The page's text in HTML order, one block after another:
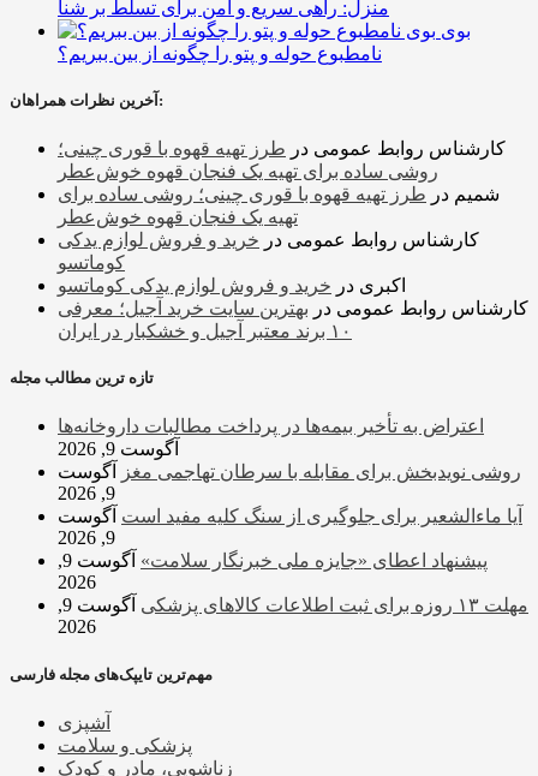
منزل: راهی سریع و امن برای تسلط بر شنا
بوی
نامطبوع حوله و پتو را چگونه از بین ببریم؟
آخرین نظرات همراهان:
کارشناس روابط عمومی در طرز تهیه قهوه با قوری چینی؛
روشی ساده برای تهیه یک فنجان قهوه خوش‌عطر
شمیم در طرز تهیه قهوه با قوری چینی؛ روشی ساده برای
تهیه یک فنجان قهوه خوش‌عطر
کارشناس روابط عمومی در خرید و فروش لوازم یدکی
کوماتسو
اکبری در خرید و فروش لوازم یدکی کوماتسو
کارشناس روابط عمومی در بهترین سایت خرید آجیل؛ معرفی
۱۰ برند معتبر آجیل و خشکبار در ایران
تازه ترین مطالب مجله
اعتراض به تأخیر بیمه‌ها در پرداخت مطالبات داروخانه‌ها
آگوست 9, 2026
روشی نویدبخش برای مقابله با سرطان تهاجمی مغز
آگوست
9, 2026
آیا ماءالشعیر برای جلوگیری از سنگ کلیه مفید است آگوست
9, 2026
پیشنهاد اعطای «جایزه ملی خبرنگار سلامت»
آگوست 9,
2026
مهلت ۱۳ روزه برای ثبت اطلاعات کالاهای پزشکی
آگوست 9,
2026
مهم‌ترین تایپک‌های مجله فارسی
آشپزی
پزشکی و سلامت
زناشویی، مادر و کودک